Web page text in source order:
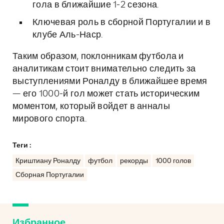
гола в ближайшие 1-2 сезона.
Ключевая роль в сборной Португалии и в
клубе Аль-Наср.
Таким образом, поклонникам футбола и
аналитикам стоит внимательно следить за
выступлениями Роналду в ближайшее время
— его 1000-й гол может стать историческим
моментом, который войдет в анналы
мирового спорта.
Теги :
Криштиану Роналду футбол рекорды
1000 голов
Сборная Португалии